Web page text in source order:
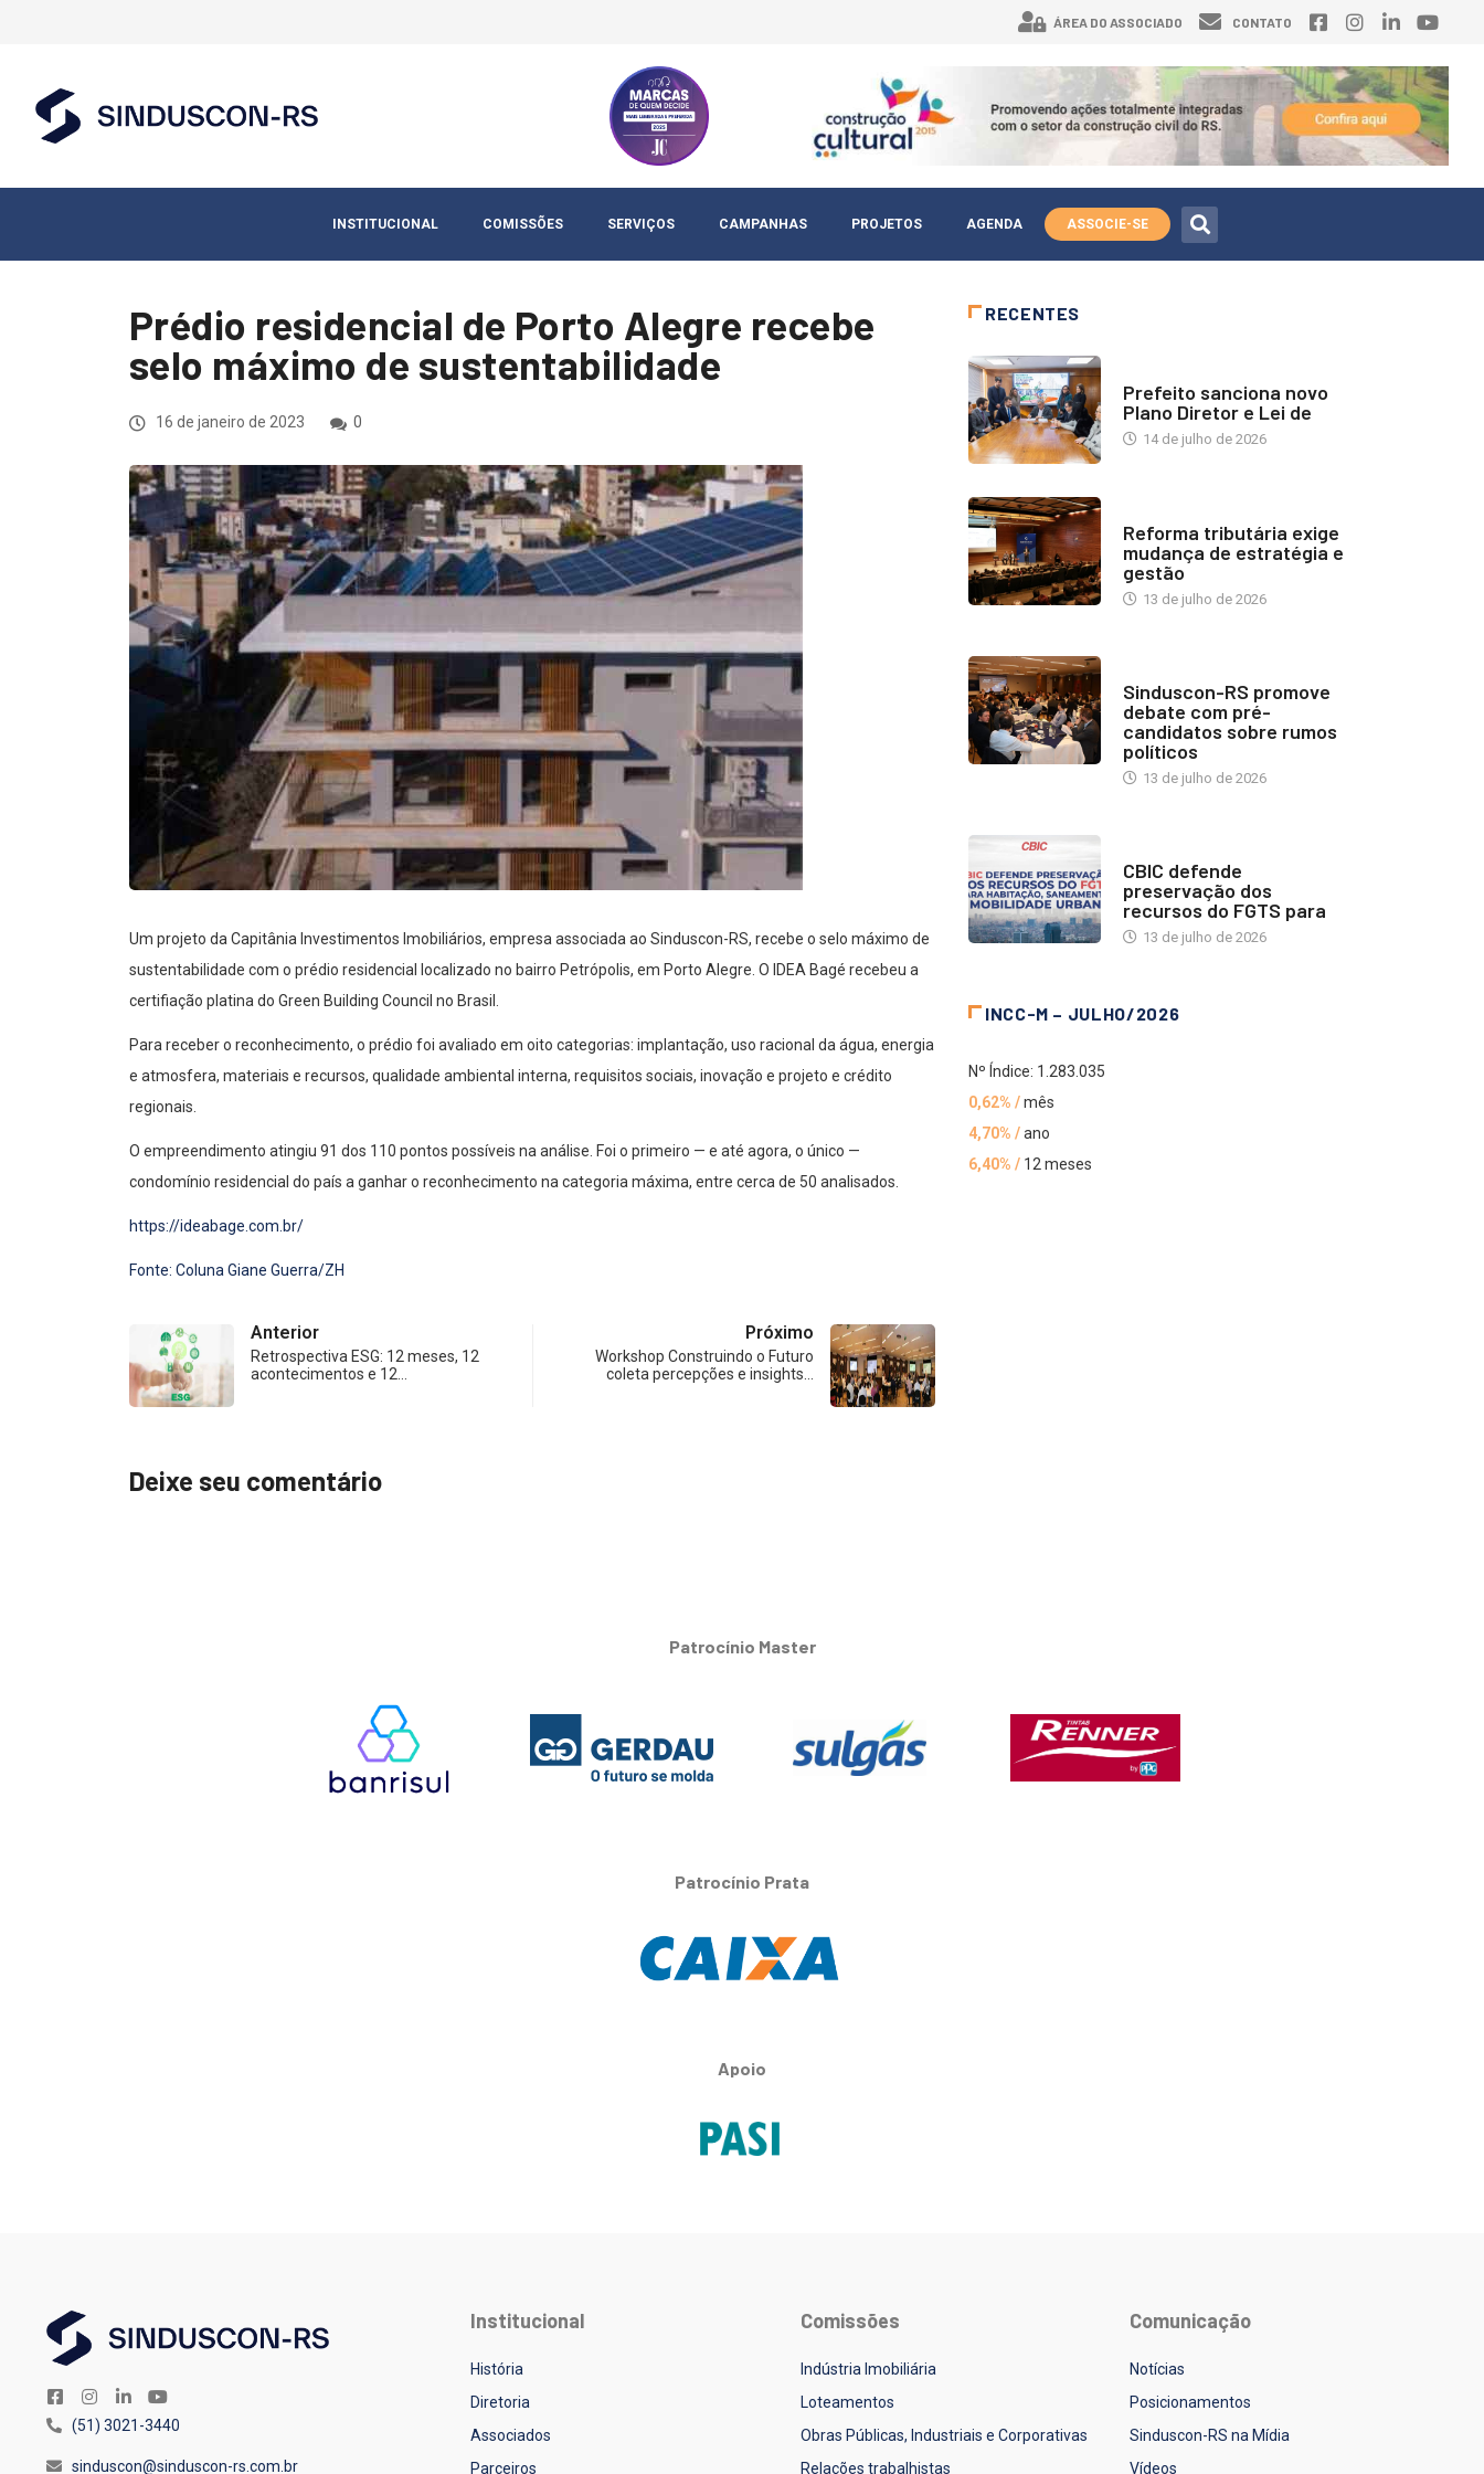
ÁREA DO ASSOCIADO CONTATO
INSTITUCIONAL COMISSÕES SERVIÇOS CAMPANHAS PROJETOS AGENDA ASSOCIE-SE
Prédio residencial de Porto Alegre recebe
selo máximo de sustentabilidade
16 de janeiro de 2023 0
Um projeto da Capitânia Investimentos Imobiliários, empresa associada ao Sinduscon-RS, recebe o selo máximo de
sustentabilidade com o prédio residencial localizado no bairro Petrópolis, em Porto Alegre. O IDEA Bagé recebeu a
certifiação platina do Green Building Council no Brasil.
Para receber o reconhecimento, o prédio foi avaliado em oito categorias: implantação, uso racional da água, energia
e atmosfera, materiais e recursos, qualidade ambiental interna, requisitos sociais, inovação e projeto e crédito
regionais.
O empreendimento atingiu 91 dos 110 pontos possíveis na análise. Foi o primeiro — e até agora, o único —
condomínio residencial do país a ganhar o reconhecimento na categoria máxima, entre cerca de 50 analisados.
https://ideabage.com.br/
Fonte: Coluna Giane Guerra/ZH
Anterior
Retrospectiva ESG: 12 meses, 12
acontecimentos e 12…
Próximo
Workshop Construindo o Futuro
coleta percepções e insights…
Deixe seu comentário
RECENTES
Prefeito sanciona novo
Plano Diretor e Lei de
14 de julho de 2026
Reforma tributária exige
mudança de estratégia e
gestão
13 de julho de 2026
Sinduscon-RS promove
debate com pré-
candidatos sobre rumos
políticos
13 de julho de 2026
CBIC defende
preservação dos
recursos do FGTS para
13 de julho de 2026
INCC-M – JULHO/2026
Nº Índice: 1.283.035
0,62% /mês
4,70% /ano
6,40% / 12 meses
Patrocínio Master
Patrocínio Prata
Apoio
(51) 3021-3440
sinduscon@sinduscon-rs.com.br
Institucional
História
Diretoria
Associados
Parceiros
Comissões
Indústria Imobiliária
Loteamentos
Obras Públicas, Industriais e Corporativas
Relações trabalhistas
Comunicação
Notícias
Posicionamentos
Sinduscon-RS na Mídia
Vídeos